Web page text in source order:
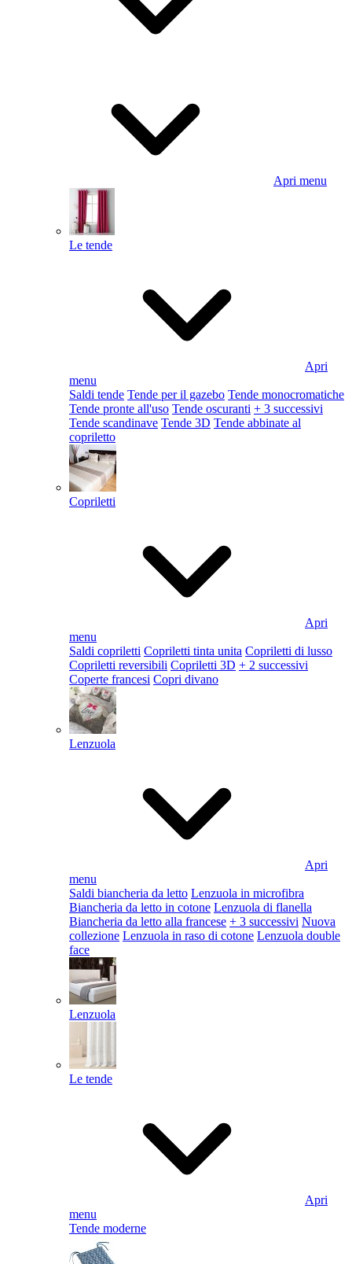
Apri menu
Le tende
Apri
menu
Saldi tende Tende per il gazebo Tende monocromatiche
Tende pronte all'uso Tende oscuranti + 3 successivi
Tende scandinave Tende 3D Tende abbinate al
copriletto
Copriletti
Apri
menu
Saldi copriletti Copriletti tinta unita Copriletti di lusso
Copriletti reversibili Copriletti 3D + 2 successivi
Coperte francesi Copri divano
Lenzuola
Apri
menu
Saldi biancheria da letto Lenzuola in microfibra
Biancheria da letto in cotone Lenzuola di flanella
Biancheria da letto alla francese + 3 successivi Nuova
collezione Lenzuola in raso di cotone Lenzuola double
face
Lenzuola
Le tende
Apri
menu
Tende moderne